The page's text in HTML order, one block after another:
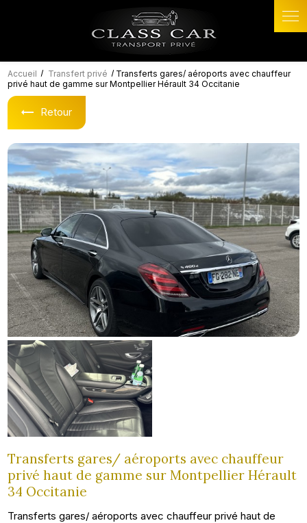
Accueil Transfert privé
Transferts gares/ aéroports avec chauffeur
privé haut de gamme sur Montpellier Hérault 34 Occitanie
Retour
Transferts gares/ aéroports avec chauffeur
privé haut de gamme sur Montpellier Hérault
34 Occitanie
Transferts gares/ aéroports avec chauffeur privé haut de